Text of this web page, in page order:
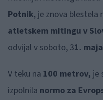
Potnik, je znova blestela
atletskem mitingu v
odvijal v soboto, 31.
V teku na 100 metrov, je
izpolnila normo za